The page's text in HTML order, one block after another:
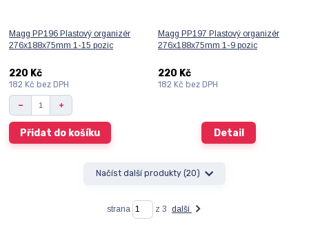
Magg PP196 Plastový organizér
276x188x75mm 1-15 pozic
220 Kč
182 Kč bez DPH
Přidat do košíku
Magg PP197 Plastový organizér
276x188x75mm 1-9 pozic
220 Kč
182 Kč bez DPH
Detail
Načíst další produkty (20)
strana z 3 další